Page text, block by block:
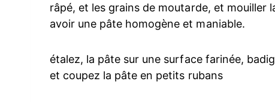
râpé, et les grains de moutarde, et mouiller
avoir une pâte homogène et maniable.
étalez, la pâte sur une surface farinée,
et coupez la pâte en petits rubans